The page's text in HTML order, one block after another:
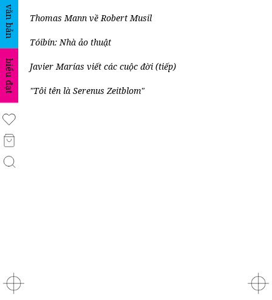
văn bản
biểu đạt
Thomas Mann về Robert Musil
Tóibín: Nhà ảo thuật
Javier Marías viết các cuộc đời (tiếp)
"Tôi tên là Serenus Zeitblom"